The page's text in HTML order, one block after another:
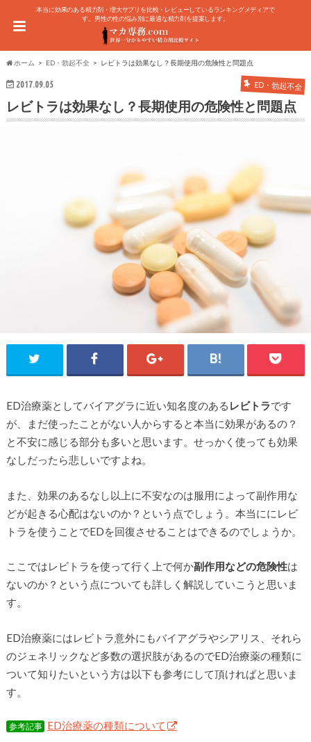
本当に効果のある精力剤・増大サプリを比較・レビューしているランキングメディアで
す。男性の性の悩み別に最適な精力剤を提案します。
ホーム ED・勃起不全 レビトラは効果なし？長期使用の危険性と問題点
2017.09.05 ED・勃起不全
レビトラは効果なし？長期使用の危険性と問題点
ED治療薬としてバイアグラに近い知名度のある レビトラです
が、まだ使ったことがない人からすると本当に効果があるの？
と不安に感じる部分も多いと思います。せっかく使っても効果
なしだったら悲しいですよね。
また、効果のあるなし以上に不安なのは服用によって副作用な
どが起きる心配はないのか？という点でしょう。本当ににレビ
トラを使うことでEDを回復させることはできるのでしょうか。
ここではレビトラを使って行く上で何か副作用などの危険性は
ないのか？という点についても詳しく解説していこうと思いま
す。
ED治療薬にはレビトラ意外にもバイアグラやシアリス、それら
のジェネリックなど多数の選択肢があるのでED治療薬の種類に
ついて知りたいという方は以下も参考にして頂ければと思いま
す。
参考記事 ED治療薬の種類について